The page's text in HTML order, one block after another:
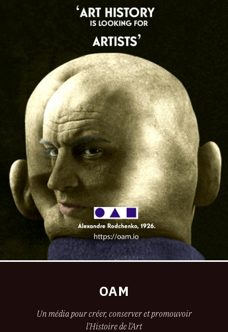
OAM
Un média pour créer, conserver et promouvoir
l'Histoire de l'Art